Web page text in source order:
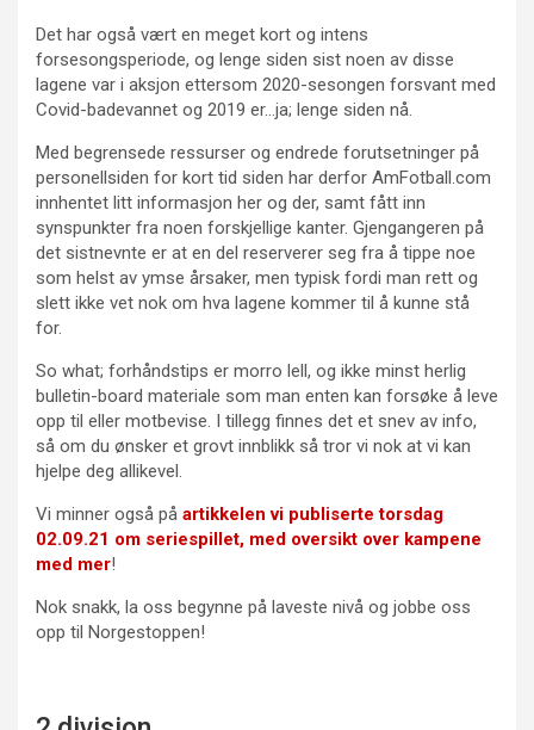
Det har også vært en meget kort og intens
forsesongsperiode, og lenge siden sist noen av disse
lagene var i aksjon ettersom 2020-sesongen forsvant med
Covid-badevannet og 2019 er…ja; lenge siden nå.
Med begrensede ressurser og endrede forutsetninger på
personellsiden for kort tid siden har derfor AmFotball.com
innhentet litt informasjon her og der, samt fått inn
synspunkter fra noen forskjellige kanter. Gjengangeren på
det sistnevnte er at en del reserverer seg fra å tippe noe
som helst av ymse årsaker, men typisk fordi man rett og
slett ikke vet nok om hva lagene kommer til å kunne stå
for.
So what; forhåndstips er morro lell, og ikke minst herlig
bulletin-board materiale som man enten kan forsøke å leve
opp til eller motbevise. I tillegg finnes det et snev av info,
så om du ønsker et grovt innblikk så tror vi nok at vi kan
hjelpe deg allikevel.
Vi minner også på artikkelen vi publiserte torsdag
02.09.21 om seriespillet, med oversikt over kampene
med mer!
Nok snakk, la oss begynne på laveste nivå og jobbe oss
opp til Norgestoppen!